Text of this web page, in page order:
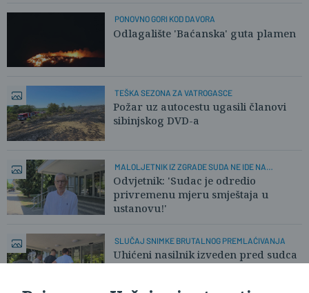
PONOVNO GORI KOD DAVORA
Odlagalište 'Baćanska' guta plamen
TEŠKA SEZONA ZA VATROGASCE
Požar uz autocestu ugasili članovi
sibinjskog DVD-a
MALOLJETNIK IZ ZGRADE SUDA NE IDE NA
SLOBODU
Odvjetnik: 'Sudac je odredio
privremenu mjeru smještaja u
ustanovu!'
SLUČAJ SNIMKE BRUTALNOG PREMLAĆIVANJA
Uhićeni nasilnik izveden pred sudca